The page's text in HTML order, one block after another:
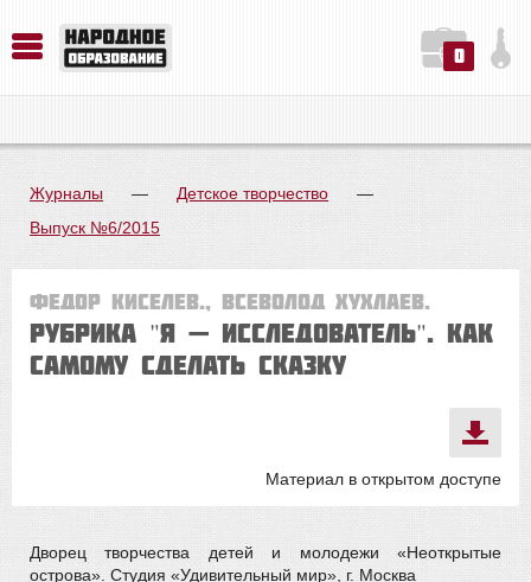
0
Журналы — Детское творчество
—
Выпуск №6/2015
Федор КИСЕЛЕВ., Всеволод ХУХЛАЕВ.
Рубрика "Я — ИССЛЕДОВАТЕЛЬ". КАК
САМОМУ СДЕЛАТЬ СКАЗКУ
Материал в открытом доступе
Дворец творчества детей и молодежи «Неоткрытые
острова». Студия «Удивительный мир», г. Москва